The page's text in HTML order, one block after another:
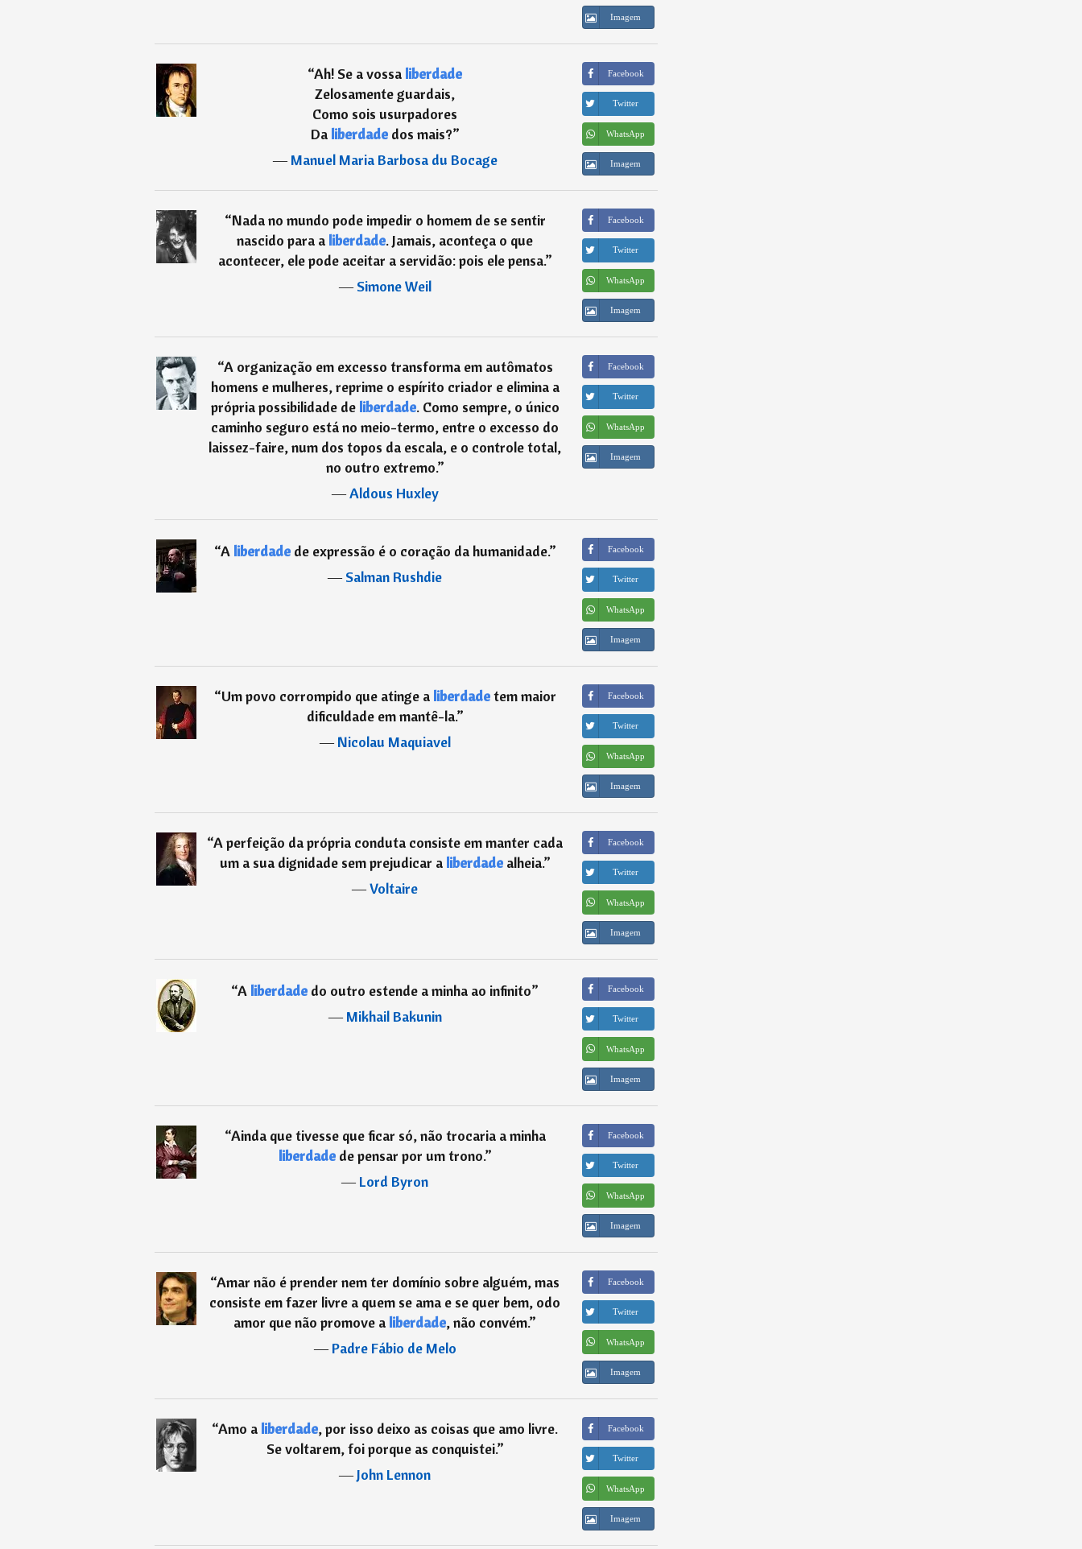
Imagem
“Ah! Se a vossa liberdade
Zelosamente guardais,
Como sois usurpadores
Da liberdadedos mais?”
―Manuel Maria Barbosa du Bocage
Facebook
Twitter
WhatsApp
Imagem
“Nada no mundo pode impedir o homem de se sentir
nascido para a liberdade. Jamais, aconteça o que
acontecer, ele pode aceitar a servidão: pois ele pensa.”
―Simone Weil
Facebook
Twitter
WhatsApp
Imagem
“A organização em excesso transforma em autômatos
homens e mulheres, reprime o espírito criador e elimina a
própria possibilidade de liberdade. Como sempre, o único
caminho seguro está no meio-termo, entre o excesso do
laissez-faire, num dos topos da escala, e o controle total,
no outro extremo.”
―Aldous Huxley
Facebook
Twitter
WhatsApp
Imagem
“A liberdadede expressão é o coração da humanidade.”
―Salman Rushdie
Facebook
Twitter
WhatsApp
Imagem
“Um povo corrompido que atinge a liberdadetem maior
dificuldade em mantê-la.”
―Nicolau Maquiavel
Facebook
Twitter
WhatsApp
Imagem
“A perfeição da própria conduta consiste em manter cada
um a sua dignidade sem prejudicar a liberdadealheia.”
―Voltaire
Facebook
Twitter
WhatsApp
Imagem
“A liberdade do outro estende a minha ao infinito”
―Mikhail Bakunin
Facebook
Twitter
WhatsApp
Imagem
“Ainda que tivesse que ficar só, não trocaria a minha
liberdadede pensar por um trono.”
―Lord Byron
Facebook
Twitter
WhatsApp
Imagem
“Amar não é prender nem ter domínio sobre alguém, mas
consiste em fazer livre a quem se ama e se quer bem, odo
amor que não promove a liberdade, não convém.”
―Padre Fábio de Melo
Facebook
Twitter
WhatsApp
Imagem
“Amo a liberdade, por isso deixo as coisas que amo livre.
Se voltarem, foi porque as conquistei.”
―John Lennon
Facebook
Twitter
WhatsApp
Imagem